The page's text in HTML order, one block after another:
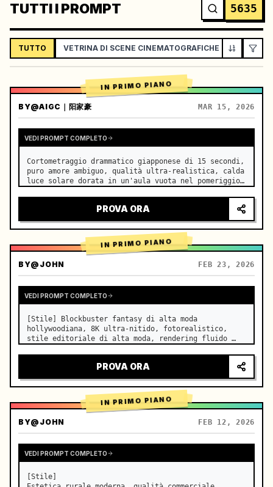
TUTTI I PROMPT 5635
TUTTO VETRINA DI SCENE CINEMATOGRAFICHE VLOG /
IN PRIMO PIANO
BY@AIGC｜阳家豪 MAR 15, 2026
VEDI PROMPT COMPLETO
Cortometraggio drammatico giapponese di 15 secondi,
puro amore ambiguo, qualità ultra-realistica, calda
luce solare dorata in un'aula vuota nel pomeriggio,
affiancati, sottili moti di polvere che fluttuano
PROVA ORA
IN PRIMO PIANO
BY@JOHN FEB 23, 2026
VEDI PROMPT COMPLETO
[Stile] Blockbuster fantasy di alta moda
hollywoodiana, 8K ultra-nitido, fotorealistico,
stile editoriale di alta moda, rendering fluido
secondi. [Scena] Una distesa infinita e realistica
di Salar de Uyuni (Sky Mi…
PROVA ORA
IN PRIMO PIANO
BY@JOHN FEB 12, 2026
VEDI PROMPT COMPLETO
[Stile]